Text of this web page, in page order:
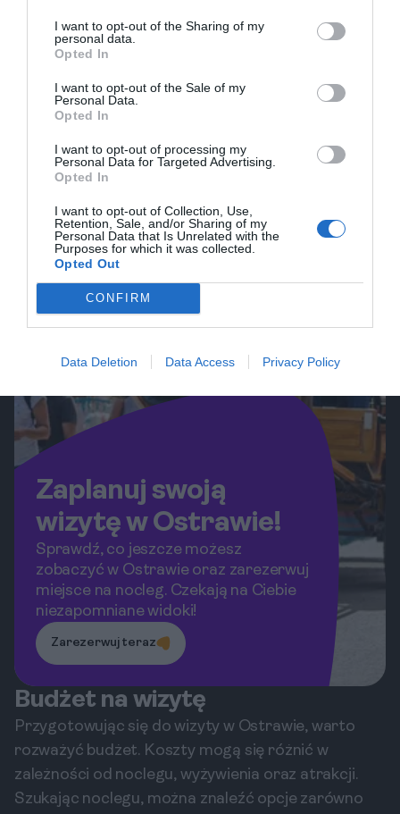
I want to opt-out of the Sharing of my
personal data.
Opted In
I want to opt-out of the Sale of my
Personal Data.
Opted In
I want to opt-out of processing my
Personal Data for Targeted Advertising.
Opted In
I want to opt-out of Collection, Use,
Retention, Sale, and/or Sharing of my
Personal Data that Is Unrelated with the
Purposes for which it was collected.
Opted Out
CONFIRM
Data Deletion Data Access Privacy Policy
kosztom biletów do Dolnych Witkowic,
wydatki, jak wiele możesz
atrakcji, które z pewnością rozbawią i
zainteresują najmłodszych. Od zoo
interaktywne parki tematyczne, aż po
nudę!
0 01.11.2025•4 min
turystyczne
Ostrawa to niezwykłe miasto, które
łączy w sobie bogatą historię, kulturę i
jego urokami, warto wiedzieć, jak
korzystać z lokalnego transportu
przedstawimy kilka praktycznych
informacji na temat poruszania się po
Ostrawie, dostępnych środków
Zaplanuj swoją
wizytę w Ostrawie!
Sprawdź, co jeszcze możesz
zobaczyć w Ostrawie oraz zarezerwuj
miejsce na nocleg. Czekają na Ciebie
niezapomniane widoki!
Zarezerwuj teraz
Budżet na wizytę
Przygotowując się do wizyty w Ostrawie, warto
rozważyć budżet. Koszty mogą się różnić w
zależności od noclegu, wyżywienia oraz atrakcji.
Szukając noclegu, można znaleźć opcje zarówno